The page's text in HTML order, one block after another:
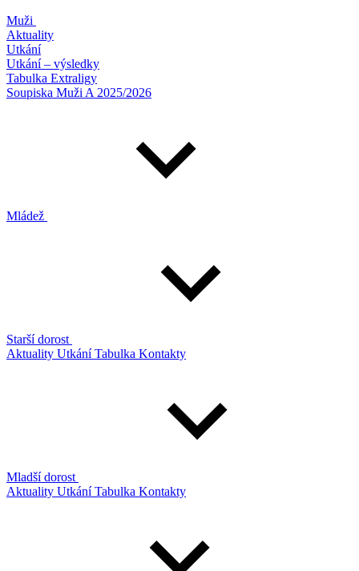
Muži
Aktuality
Utkání
Utkání – výsledky
Tabulka Extraligy
Soupiska Muži A 2025/2026
Mládež
Starší dorost
Aktuality UtkáníTabulka Kontakty
Mladší dorost
Aktuality UtkáníTabulka Kontakty